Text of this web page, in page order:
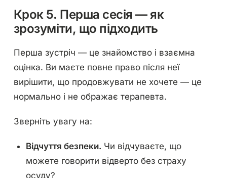
Крок 5. Перша сесія — як
зрозуміти, що підходить
Перша зустріч — це знайомство і взаємна
оцінка. Ви маєте повне право після неї
вирішити, що продовжувати не хочете — це
нормально і не ображає терапевта.
Зверніть увагу на:
Відчуття безпеки. Чи відчуваєте, що
можете говорити відверто без страху
осуду?